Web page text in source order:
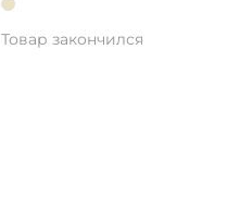
Товар закончился